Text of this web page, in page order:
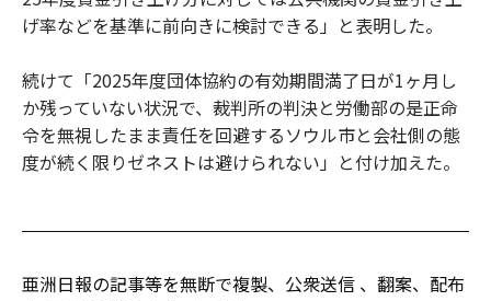
げ率などを基準に前向きに検討できる」と表明した。
続けて「2025年度団体協約の有効期間満了日が1ヶ月し
か残っていない状況で、裁判所の判決と労働部の是正命
令を無視したまま責任を回避するソウル市と会社側の態
度が続く限りゼネストは避けられない」と付け加えた。
亜洲日報の記事等を無断で複製、公衆送信 、翻案、配布